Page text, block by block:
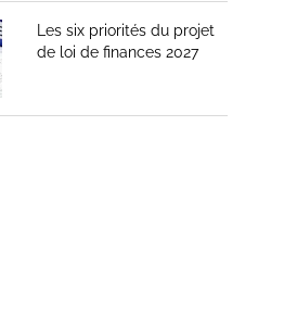
Les six priorités du projet
de loi de finances 2027